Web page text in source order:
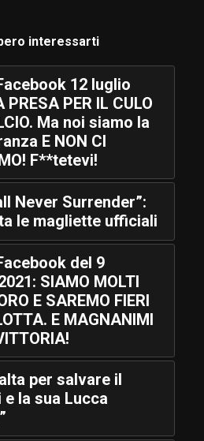
interessarti
12 luglio
PRESA PER IL CULO
Ma noi siamo la
E NON CI
F**tetevi!
Never Surrender”:
le magliette ufficiali
del 9
SIAMO MOLTI
E SAREMO FIERI
E MAGNANIMI
per salvare il
e la sua Lucca